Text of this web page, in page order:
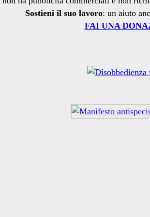
Sostieni il suo lavoro: un aiuto
FAI UNA